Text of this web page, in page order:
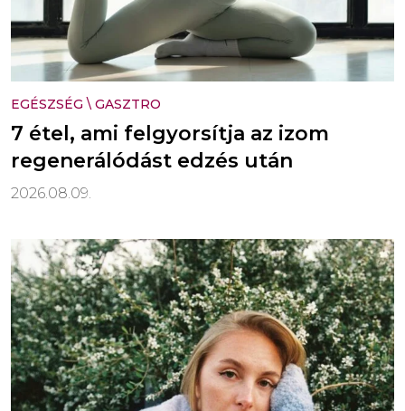
EGÉSZSÉG \ GASZTRO
7 étel, ami felgyorsítja az izom
regenerálódást edzés után
2026.08.09.